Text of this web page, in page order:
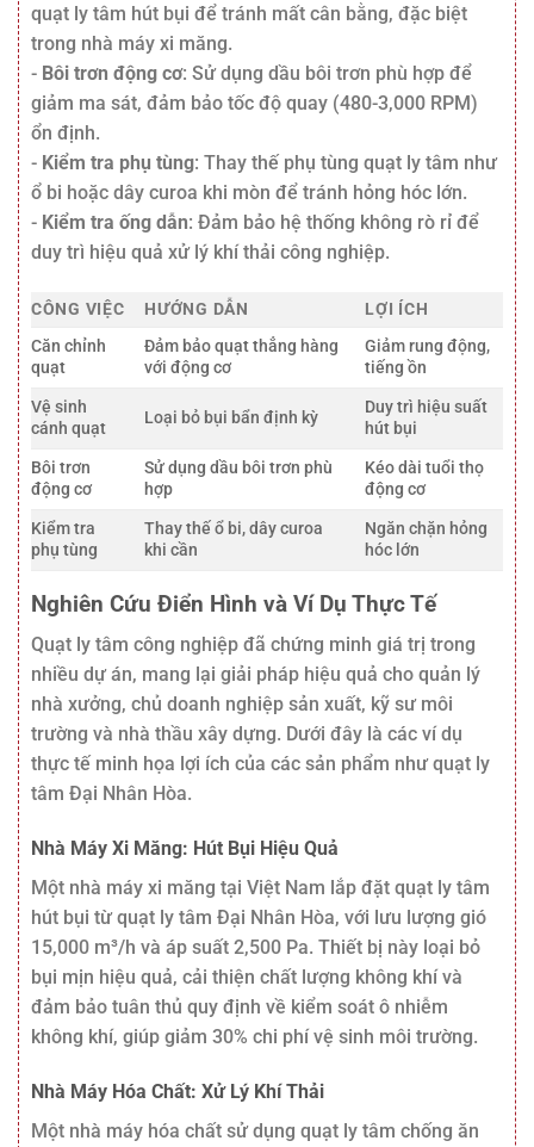
quạt ly tâm hút bụi để tránh mất cân bằng, đặc biệt
trong nhà máy xi măng.
- Bôi trơn động cơ: Sử dụng dầu bôi trơn phù hợp để
giảm ma sát, đảm bảo tốc độ quay (480-3,000 RPM)
ổn định.
- Kiểm tra phụ tùng: Thay thế phụ tùng quạt ly tâm như
ổ bi hoặc dây curoa khi mòn để tránh hỏng hóc lớn.
- Kiểm tra ống dẫn: Đảm bảo hệ thống không rò rỉ để
duy trì hiệu quả xử lý khí thải công nghiệp.
CÔNG VIỆC HƯỚNG DẪN
LỢI ÍCH
Căn chỉnh
quạt
Đảm bảo quạt thẳng hàng
với động cơ
Giảm rung động,
tiếng ồn
Vệ sinh
cánh quạt
Loại bỏ bụi bẩn định kỳ
Duy trì hiệu suất
hút bụi
Bôi trơn
động cơ
Sử dụng dầu bôi trơn phù
hợp
Kéo dài tuổi thọ
động cơ
Kiểm tra
phụ tùng
Thay thế ổ bi, dây curoa
khi cần
Ngăn chặn hỏng
hóc lớn
Nghiên Cứu Điển Hình và Ví Dụ Thực Tế
Quạt ly tâm công nghiệp đã chứng minh giá trị trong
nhiều dự án, mang lại giải pháp hiệu quả cho quản lý
nhà xưởng, chủ doanh nghiệp sản xuất, kỹ sư môi
trường và nhà thầu xây dựng. Dưới đây là các ví dụ
thực tế minh họa lợi ích của các sản phẩm như quạt ly
tâm Đại Nhân Hòa.
Nhà Máy Xi Măng: Hút Bụi Hiệu Quả
Một nhà máy xi măng tại Việt Nam lắp đặt quạt ly tâm
hút bụi từ quạt ly tâm Đại Nhân Hòa, với lưu lượng gió
15,000 m³/h và áp suất 2,500 Pa. Thiết bị này loại bỏ
bụi mịn hiệu quả, cải thiện chất lượng không khí và
đảm bảo tuân thủ quy định về kiểm soát ô nhiễm
không khí, giúp giảm 30% chi phí vệ sinh môi trường.
Nhà Máy Hóa Chất: Xử Lý Khí Thải
Một nhà máy hóa chất sử dụng quạt ly tâm chống ăn